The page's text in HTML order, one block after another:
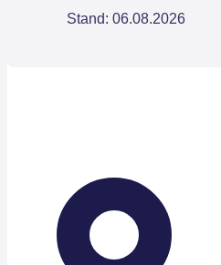
Stand: 06.08.2026